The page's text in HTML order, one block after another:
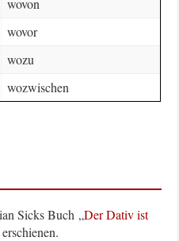
wovon
wovor
wozu
wozwischen
Sicks Buch „Der Dativ ist